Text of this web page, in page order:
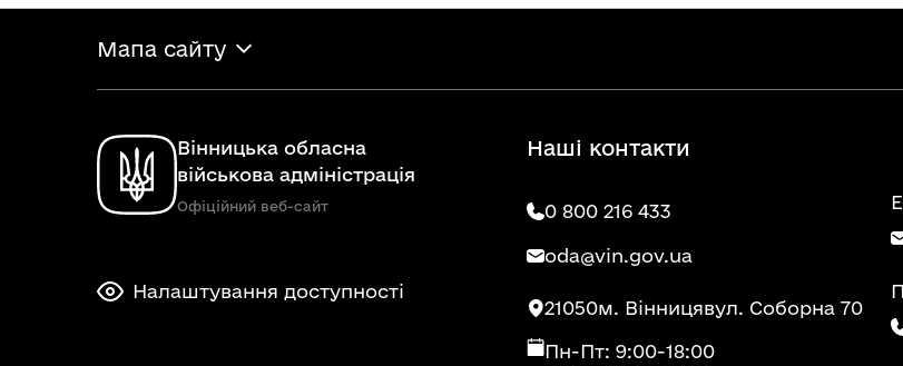
Мапа сайту
Вінницька обласна
військова адміністрація
Офіційний веб-сайт
Налаштування доступності
Наші контакти
0 800 216 433
oda@vin.gov.ua
21050м. Вінницявул. Соборна 70
Пн-Пт: 9:00-18:00